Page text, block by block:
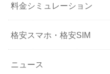
料金シミュレーション
格安スマホ・格安SIM
ニュース